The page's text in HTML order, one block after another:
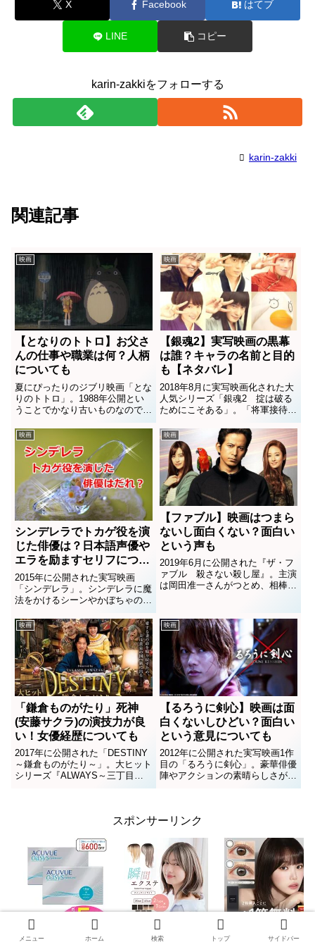
X Facebook はてブ
LINE コピー
karin-zakkiをフォローする
karin-zakki
関連記事
映画
【となりのトトロ】お父さ
んの仕事や職業は何？人柄
についても
夏にぴったりのジブリ映画「とな
りのトトロ」。1988年公開とい
うことでかなり古いものなのです
が、家族で楽しめる作品として今
でも人気が高い映画です。主役姉
妹のお父さんとして、脇役ながら
存在感のある「お父さん」。実は
3つの仕事を掛け持ちしている...
映画
【銀魂2】実写映画の黒幕
は誰？キャラの名前と目的
も【ネタバレ】
2018年8月に実写映画化された大
人気シリーズ「銀魂2 掟は破る
ためにこそある」。「将軍接待
編」と「真選組動乱編」という人
気エピソードをミックスしたスト
ーリーは、原作未読の人でも楽し
めると高い評価を得ています。
「動乱編」ではあの人物が事件
の...
映画
シンデレラでトカゲ役を演
じた俳優は？日本語声優や
エラを励ますセリフについ
ても
2015年に公開された実写映画
「シンデレラ」。シンデレラに魔
法をかけるシーンやかぼちゃの馬
車、シンプルでいながらきらびや
かな青いドレスなど、ディズニー
の世界観が見事に再現されていま
したね！中でも話題になったの
は、ネズミが白馬になりトカゲが
従...
映画
【ファブル】映画はつまら
ないし面白くない？面白い
という声も
2019年6月に公開された『ザ・フ
ァブル 殺さない殺し屋』。主演
は岡田准一さんがつとめ、相棒に
んのほか、柳楽優弥さんや福士蒼
汰さんなどの豪華俳優陣が参加し
ています。しかし公開される...
映画
「鎌倉ものがたり」死神
(安藤サクラ)の演技力が良
い！女優経歴についても
2017年に公開された「DESTINY
～鎌倉ものがたり～」。大ヒット
シリーズ『ALWAYS～三丁目の
夕日』の山崎貴監督を筆頭に、制
若手のバランスの良いキャスティ
映画
【るろうに剣心】映画は面
白くないしひどい？面白い
という意見についても
2012年に公開された実写映画1作
目の「るろうに剣心」。豪華俳優
陣やアクションの素晴らしさが話
何が面白くないのか？どこがひど
スポンサーリンク
メニュー ホーム 検索 トップ サイドバー